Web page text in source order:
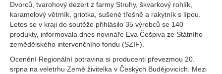
Dvorců, tvarohový dezert z farmy Struhy, škvarkový rohlík,
karamelový větrník, griotka, sušené třešně a rakytník s lípou.
Letos se v kraji do soutěže přihlásilo 35 výrobců se 140
produkty, informovala dnes novináře Eva Češpiva ze Státního
zemědělského intervenčního fondu (SZIF).
Ocenění Regionální potravina si producenti převezmou 20.
srpna na veletrhu Země živitelka v Českých Budějovicích. Mezi